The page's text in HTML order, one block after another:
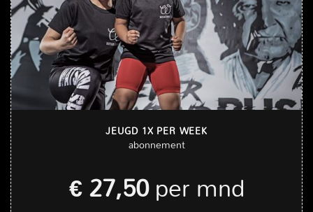
JEUGD 1X PER WEEK
abonnement
€ 27,50per mnd